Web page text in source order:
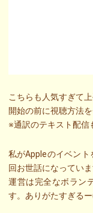
こちらも人気すぎて
開始の前に視聴方法
※通訳のテキスト配信
私がAppleのイベン
回お世話になっていま
運営は完全なボラン
す。ありがたすぎる